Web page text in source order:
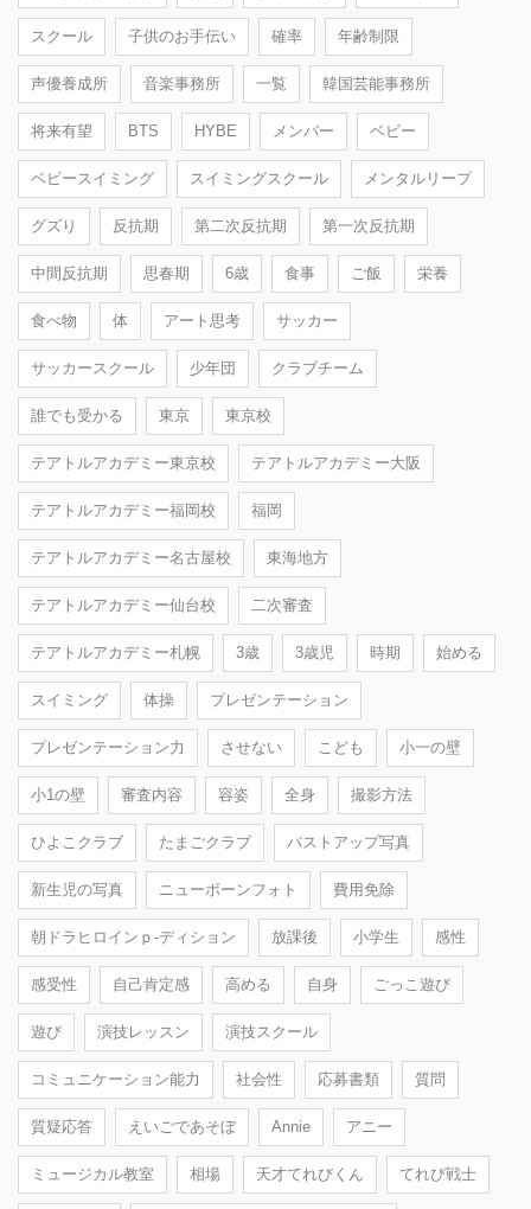
スクール 子供のお手伝い 確率 年齢制限
声優養成所 音楽事務所 一覧 韓国芸能事務所
将来有望 BTS HYBE メンバー ベビー
ベビースイミング スイミングスクール メンタルリープ
グズり 反抗期 第二次反抗期 第一次反抗期
中間反抗期 思春期 6歳 食事 ご飯 栄養
食べ物 体 アート思考 サッカー
サッカースクール 少年団 クラブチーム
誰でも受かる 東京 東京校
テアトルアカデミー東京校 テアトルアカデミー大阪
テアトルアカデミー福岡校 福岡
テアトルアカデミー名古屋校 東海地方
テアトルアカデミー仙台校 二次審査
テアトルアカデミー札幌 3歳 3歳児 時期 始める
スイミング 体操 プレゼンテーション
プレゼンテーション力 させない こども 小一の壁
小1の壁 審査内容 容姿 全身 撮影方法
ひよこクラブ たまごクラブ バストアップ写真
新生児の写真 ニューボーンフォト 費用免除
朝ドラヒロインｐ-ディション 放課後 小学生 感性
感受性 自己肯定感 高める 自身 ごっこ遊び
遊び 演技レッスン 演技スクール
コミュニケーション能力 社会性 応募書類 質問
質疑応答 えいごであそぼ Annie アニー
ミュージカル教室 相場 天才てれびくん てれび戦士